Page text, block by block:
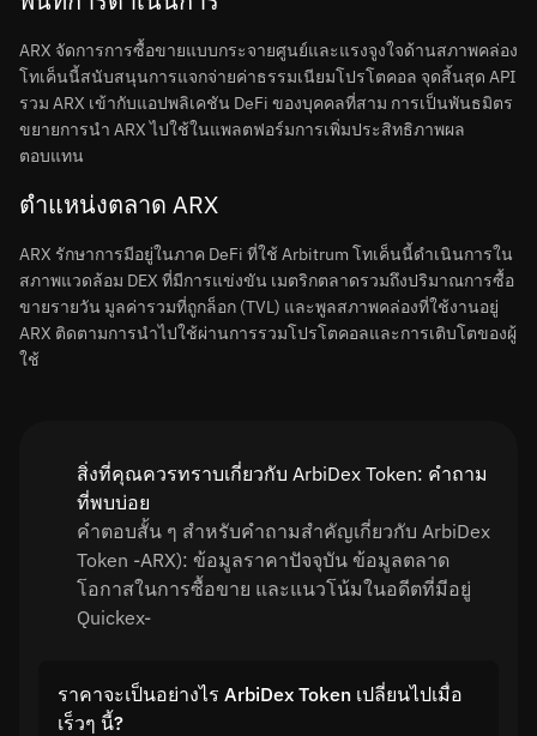
ARX จัดการการซื้อขายแบบกระจายศูนย์และแรงจูงใจด้านสภาพคล่อง
โทเค็นนี้สนับสนุนการแจกจ่ายค่าธรรมเนียมโปรโตคอล จุดสิ้นสุด API
รวม ARX เข้ากับแอปพลิเคชัน DeFi ของบุคคลที่สาม การเป็นพันธมิตร
ขยายการนำ ARX ไปใช้ในแพลตฟอร์มการเพิ่มประสิทธิภาพผล
ตอบแทน
ตำแหน่งตลาด ARX
ARX รักษาการมีอยู่ในภาค DeFi ที่ใช้ Arbitrum โทเค็นนี้ดำเนินการใน
สภาพแวดล้อม DEX ที่มีการแข่งขัน เมตริกตลาดรวมถึงปริมาณการซื้อ
ขายรายวัน มูลค่ารวมที่ถูกล็อก (TVL) และพูลสภาพคล่องที่ใช้งานอยู่
ARX ติดตามการนำไปใช้ผ่านการรวมโปรโตคอลและการเติบโตของผู้
ใช้
สิ่งที่คุณควรทราบเกี่ยวกับ ArbiDex Token: คำถาม
ที่พบบ่อย
คำตอบสั้น ๆ สำหรับคำถามสำคัญเกี่ยวกับ ArbiDex
Token -ARX): ข้อมูลราคาปัจจุบัน ข้อมูลตลาด
โอกาสในการซื้อขาย และแนวโน้มในอดีตที่มีอยู่
Quickex-
ราคาจะเป็นอย่างไร ArbiDex Token เปลี่ยนไปเมื่อ
เร็วๆ นี้?